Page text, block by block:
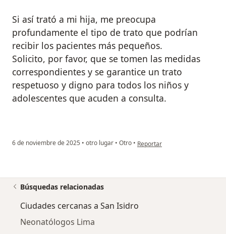
Si así trató a mi hija, me preocupa
profundamente el tipo de trato que podrían
recibir los pacientes más pequeños.
Solicito, por favor, que se tomen las medidas
correspondientes y se garantice un trato
respetuoso y digno para todos los niños y
adolescentes que acuden a consulta.
6 de noviembre de 2025 • otro lugar • Otro • en opinión del usuario Sara
Reportar
Búsquedas relacionadas
Ciudades cercanas a San Isidro
Neonatólogos Lima